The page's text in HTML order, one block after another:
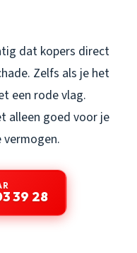
dat kopers direct
Zelfs als je het
een rode vlag.
alleen goed voor je
39 28